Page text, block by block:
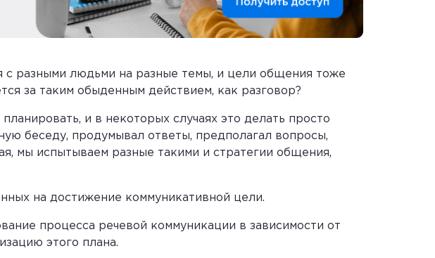
разными людьми на разные темы, и цели общения тоже
за таким обыденным действием, как разговор?
и в некоторых случаях это делать просто
беседу, продумывал ответы, предполагал вопросы,
мы испытываем разные такими и стратегии общения,
на достижение коммуникативной цели.
процесса речевой коммуникации в зависимости от
этого плана.